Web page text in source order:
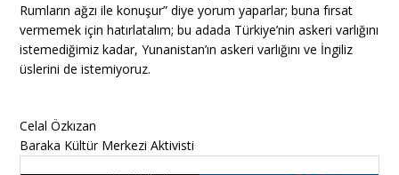
Rumların ağzı ile konuşur” diye yorum yaparlar; buna fırsat
vermemek için hatırlatalım; bu adada Türkiye’nin askeri varlığını
istemediğimiz kadar, Yunanistan’ın askeri varlığını ve İngiliz
üslerini de istemiyoruz.
Celal Özkızan
Baraka Kültür Merkezi Aktivisti